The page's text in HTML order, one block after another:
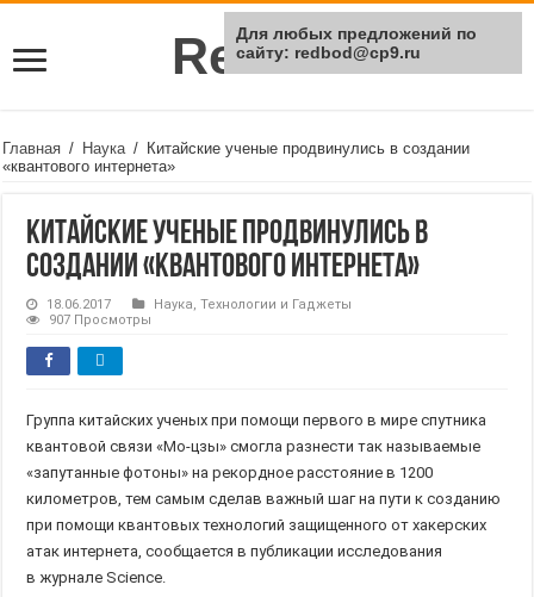
Rei Red
Главная / Наука / Китайские ученые продвинулись в создании
«квантового интернета»
Китайские ученые продвинулись в
создании «квантового интернета»
18.06.2017 Наука,Технологии и Гаджеты
907 Просмотры
Группа китайских ученых при помощи первого в мире спутника
квантовой связи «Мо-цзы» смогла разнести так называемые
«запутанные фотоны» на рекордное расстояние в 1200
километров, тем самым сделав важный шаг на пути к созданию
при помощи квантовых технологий защищенного от хакерских
атак интернета, сообщается в публикации исследования
в журнале Science.
Для любых предложений по
сайту: redbod@cp9.ru